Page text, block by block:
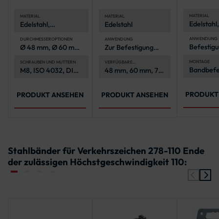
MATERIAL
Edelstahl,
(A2-70, A4-70)
DURCHMESSEROPTIONEN
Ø 48 mm, Ø 60 mm,
Ø 108 mm
SCHRAUBEN UND MUTTERN
M8, ISO 4032, DIN
PRODUKT ANSEHEN
MATERIAL
Edelstahl
ANWENDUNG
Zur Befestigung
Verkehrszeichen
an Rohrpfosten
VERFÜGBARE
DURCHMESSER
48 mm, 60 mm, 76
PRODUKT ANSEHEN
MATERIAL
ANWENDUNG
an
MONTAGE
Stahlbänder für Verkehrszeichen 278-110 Ende
der zulässigen Höchstgeschwindigkeit 110: